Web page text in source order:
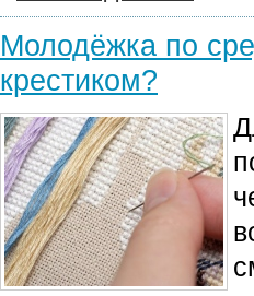
Молодёжка по
крестиком?